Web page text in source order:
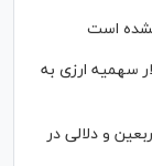
است
۳ میلیون و ۴۰۰ هزار دلار سهمیه ارزی به
و دلالی در